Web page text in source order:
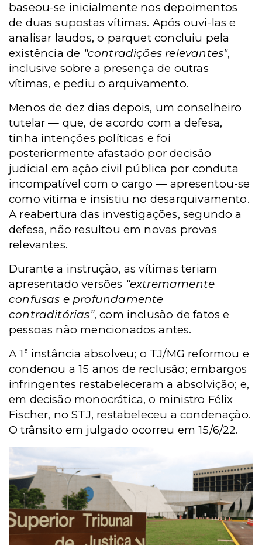
baseou-se inicialmente nos depoimentos
de duas supostas vítimas. Após ouvi-las e
analisar laudos, o parquet concluiu pela
existência de “contradições relevantes",
inclusive sobre a presença de outras
vítimas, e pediu o arquivamento.
Menos de dez dias depois, um conselheiro
tutelar — que, de acordo com a defesa,
tinha intenções políticas e foi
posteriormente afastado por decisão
judicial em ação civil pública por conduta
incompatível com o cargo — apresentou-se
como vítima e insistiu no desarquivamento.
A reabertura das investigações, segundo a
defesa, não resultou em novas provas
relevantes.
Durante a instrução, as vítimas teriam
apresentado versões “extremamente
confusas e profundamente
contraditórias”, com inclusão de fatos e
pessoas não mencionados antes.
A 1ª instância absolveu; o TJ/MG reformou e
condenou a 15 anos de reclusão; embargos
infringentes restabeleceram a absolvição; e,
em decisão monocrática, o ministro Félix
Fischer, no STJ, restabeleceu a condenação.
O trânsito em julgado ocorreu em 15/6/22.